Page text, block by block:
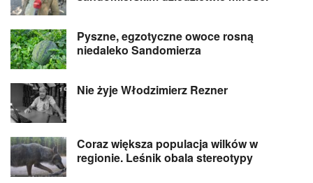
Pyszne, egzotyczne owoce rosną
niedaleko Sandomierza
Nie żyje Włodzimierz Rezner
Coraz większa populacja wilków w
regionie. Leśnik obala stereotypy